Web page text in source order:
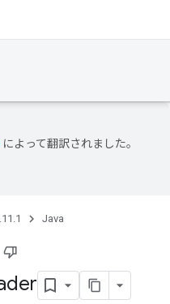
によって翻訳されました。
Java